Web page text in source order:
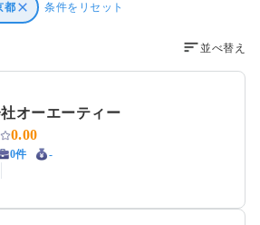
都 条件をリセット
並べ替え
オーエーティー
0.00
0件
-